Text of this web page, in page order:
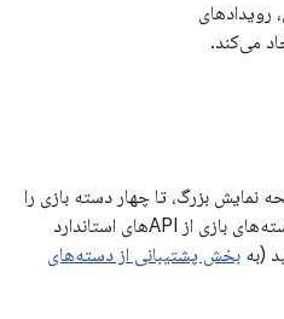
رویدادهای
می‌کند.
نمایش بزرگ، تا چهار دسته بازی را
پشتیبانی می‌کنند. برای مدیریت دسته‌های بازی از APIهای استاندارد
(به بخش پشتیبانی از دسته‌های